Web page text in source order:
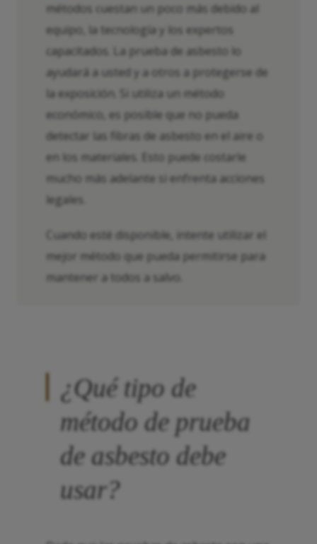
métodos cuestan un poco más debido al
equipo, la tecnología y los expertos
capacitados. La prueba de asbesto lo
ayudará a usted y a otros a protegerse de
la exposición. Si utiliza un método
económico, es posible que no pueda
detectar las fibras de asbesto en el aire o
en los materiales. Esto puede costarle
mucho más adelante si enfrenta acciones
legales.
Cuando esté disponible, intente utilizar el
mejor método que pueda permitirse para
mantener a todos a salvo.
¿Qué tipo de
método de prueba
de asbesto debe
usar?